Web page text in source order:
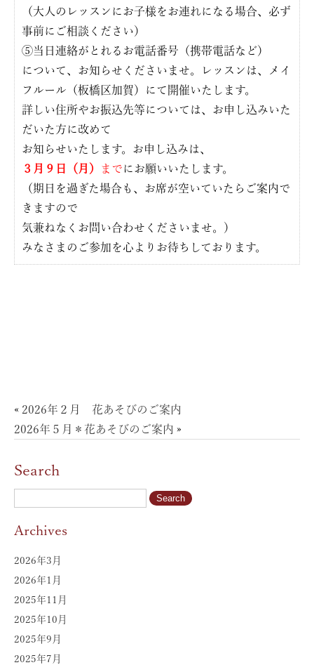
（大人のレッスンにお子様をお連れになる場合、必ず
事前にご相談ください）
⑤当日連絡がとれるお電話番号（携帯電話など）
について、お知らせくださいませ。レッスンは、メイ
フルール（板橋区加賀）にて開催いたします。
詳しい住所やお振込先等については、お申し込みいた
だいた方に改めて
お知らせいたします。お申し込みは、
３月９日（月）
までにお願いいたします。
（期日を過ぎた場合も、お席が空いていたらご案内で
きますので
気兼ねなくお問い合わせくださいませ。）
みなさまのご参加を心よりお待ちしております。
« 2026年２月 花あそびのご案内
2026年５月＊花あそびのご案内 »
Search
Archives
2026年3月
2026年1月
2025年11月
2025年10月
2025年9月
2025年7月